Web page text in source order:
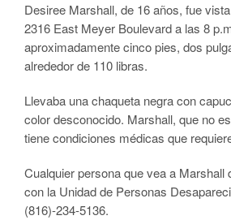
Desiree Marshall, de 16 años, fue
2316 East Meyer Boulevard a las 8
aproximadamente cinco pies, dos
alrededor de 110 libras.
Llevaba una chaqueta negra con
color desconocido. Marshall, que no
tiene condiciones médicas que
Cualquier persona que vea a Marshall
con la Unidad de Personas
(816)-234-5136.